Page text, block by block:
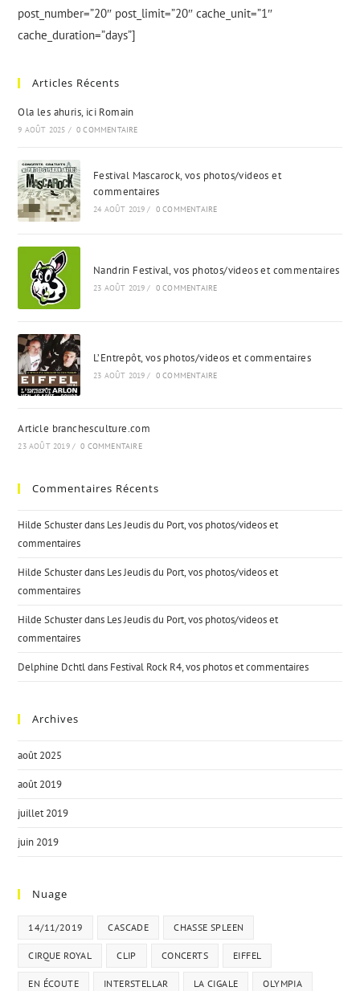
post_number=”20″ post_limit=”20″ cache_unit=”1″
cache_duration=”days”]
Articles Récents
Ola les ahuris, ici Romain
9 AOÛT 2025 / 0 COMMENTAIRE
Festival Mascarock, vos photos/videos et
commentaires
24 AOÛT 2019 / 0 COMMENTAIRE
Nandrin Festival, vos photos/videos et commentaires
23 AOÛT 2019 / 0 COMMENTAIRE
L’Entrepôt, vos photos/videos et commentaires
23 AOÛT 2019 / 0 COMMENTAIRE
Article branchesculture.com
23 AOÛT 2019 / 0 COMMENTAIRE
Commentaires Récents
Hilde Schusterdans Les Jeudis du Port, vos photos/videos et
commentaires
Hilde Schusterdans Les Jeudis du Port, vos photos/videos et
commentaires
Hilde Schusterdans Les Jeudis du Port, vos photos/videos et
commentaires
Delphine Dchtldans Festival Rock R4, vos photos et commentaires
Archives
août 2025
août 2019
juillet 2019
juin 2019
Nuage
14/11/2019 CASCADE CHASSE SPLEEN
CIRQUE ROYAL CLIP CONCERTS EIFFEL
EN ÉCOUTE INTERSTELLAR LA CIGALE OLYMPIA